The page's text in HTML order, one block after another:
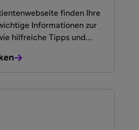
finden Ihre
Informationen zur
hilfreiche Tipps und